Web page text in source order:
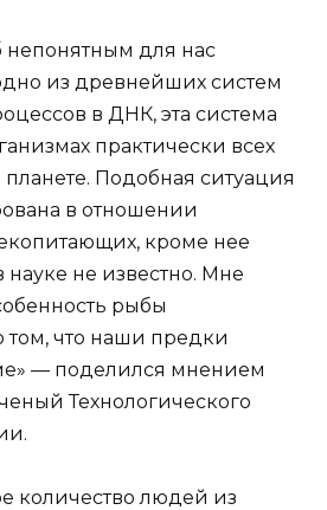
для нас
из древнейших систем
в ДНК, эта система
практически всех
Подобная ситуация
в отношении
кроме нее
науке не известно. Мне
рыбы
том, что наши предки
— поделился мнением
Технологического
количество людей из